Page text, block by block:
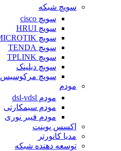
سویچ شبکه
سویچ cisco
سویچ HRUI
سویچ MICROTIK
سویچ TENDA
سویچ TPLINK
سویچ دیلینک
سویچ مرکوسیس
مودم
مودم dsl-vdsl
مودم سیمکارتی
مودم فیبر نوری
اکسس پوینت
مدیا کانورتر
توسعه دهنده شبکه